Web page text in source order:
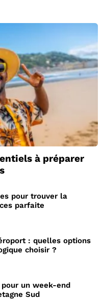
à préparer
pour trouver la
parfaite
: quelles options
choisir ?
un week-end
Sud